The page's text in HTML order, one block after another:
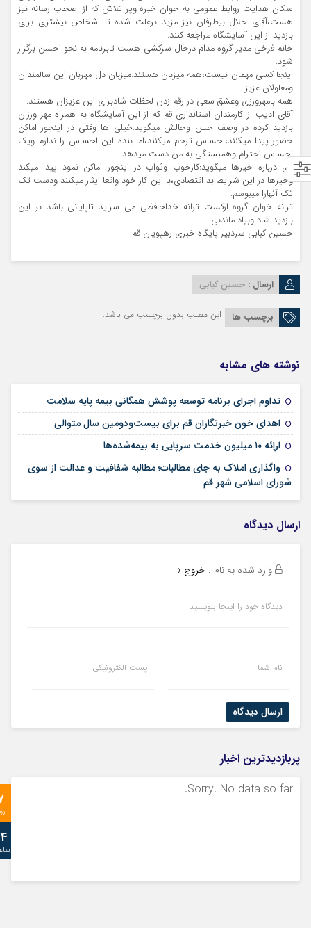
سکان هدایت روابط عمومی به جوان خبره وپر تلاش که از اصحاب رسانه نیز
هست،آقای جلال بیطرفان نیز مزید برعلت شده تا اشخاص بیشتری برای
بازدید از این آسایشگاه مراجعه کنند.
خانم فرخی مدیر گروه مدام درحال سرکشی هست تابرنامه به نحو احسن برگزار
شود.
اینجا کسی مهمان نیست،همه میزبان هستند.میزبان دل مهربان این سالمندان
ومعلولان عزیز.
همه بامهرورزی وعشق سعی در رقم زدن لحظات شادبرای این عزیزان هستند.
آقای ادیب از کارمندان استانداری قم که از این آسایشگاه به همراه مهر ورزان
بازدید کرده در وصف حس وحالش میگوید:خیلی ها وقتی در اینجور اماکن
حضور پیدا میکنند،احساس ترحم میکنند،اما بنده این احساس را ندارم ویک
احساس احترام وهمبستگی به من دست میدهد.
وی درباره خیرها میگوید:کارخوب وثواب در اینجور اماکن نمود پیدا میکند
وخیرها در این شرایط بد اقتصادی،با این کار خود واقعا ایثار میکنند ودست تک
تک آنهارا میبوسم.
ترانه خوان گروه ارکست ترانه خداحافظی می سراید تاپایانی باشد بر این
بازدید شاد وبیاد ماندنی.
حسین کبابی سردبیر پایگاه خبری رهپویان قم
ارسال : حسین کبابی
برچسب ها این مطلب بدون برچسب می باشد.
نوشته های مشابه
تداوم اجرای برنامه توسعه پوشش همگانی بیمه پایه سلامت
اهدای خون خبرنگاران قم برای بیست‌ودومین سال متوالی
اراِئه ۱۰ میلیون خدمت سرپایی به بیمه‌شده‌ها
واگذاری املاک به جای مطالبات؛ مطالبه شفافیت و عدالت از سوی
شورای اسلامی شهر قم
ارسال دیدگاه
وارد شده به نام . خروج »
دیدگاه خود را اینجا بنویسید
نام شما پست الکترونیکی
ارسال دیدگاه
پربازدیدترین اخبار
Sorry. No data so far.